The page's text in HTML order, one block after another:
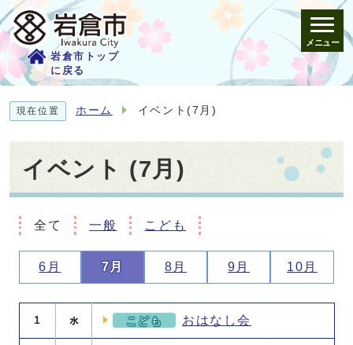
岩倉市トップ
に戻る
メニュー
現在位置 ホーム イベント(7月)
イベント (7月)
全て 一般 こども
6月 7月 8月 9月 10月
イベント 7月の詳細
1 こども おはなし会